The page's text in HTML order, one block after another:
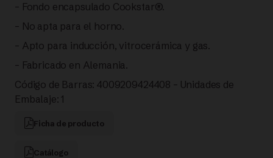
– Fondo encapsulado Cookstar®.
– No apta para el horno.
– Apto para inducción, vitrocerámica y gas.
– Fabricado en Alemania.
Código de Barras: 4009209424408 – Unidades de
Embalaje: 1
Ficha de producto
Catálogo